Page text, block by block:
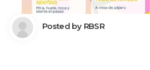
Posted by RBSR